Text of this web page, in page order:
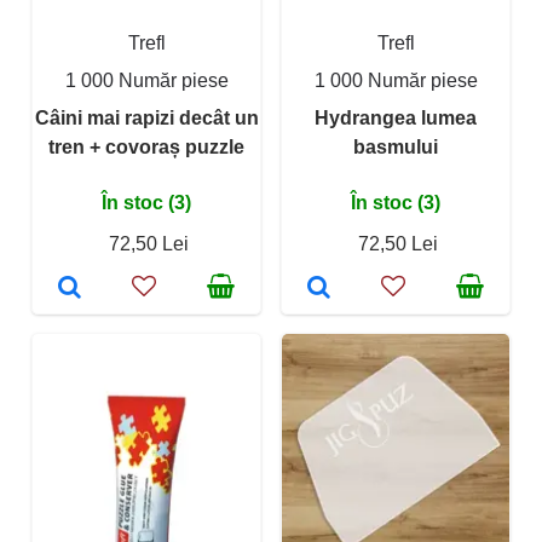
Trefl
1 000 Număr piese
Câini mai rapizi decât un
tren + covoraș puzzle
În stoc (3)
72,50 Lei
Trefl
1 000 Număr piese
Hydrangea lumea
basmului
În stoc (3)
72,50 Lei